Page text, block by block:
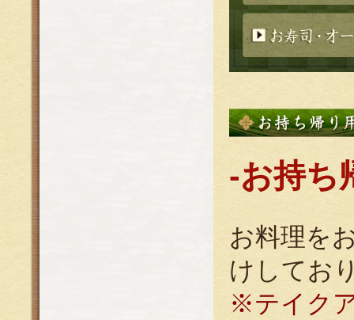
-お持ち
お料理を
けしてお
※テイク